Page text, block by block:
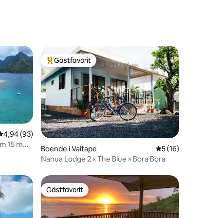
av 5 i genomsnittligt betyg, 93 omdömen
4,94 (93)
15 m
Populär gästfavorit
Gästfavorit
Boende i Vaitape 5 av 5 i
5 (16)
Nanua Lodge 2 « The Blue » Bora Bora
Gästfavorit
Gästfavorit